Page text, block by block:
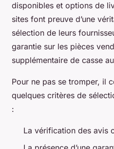
disponibles et options de
sites font preuve d’une
sélection de leurs
garantie sur les pièces
supplémentaire de casse
Pour ne pas se tromper, il
quelques critères de
:
La vérification des avis